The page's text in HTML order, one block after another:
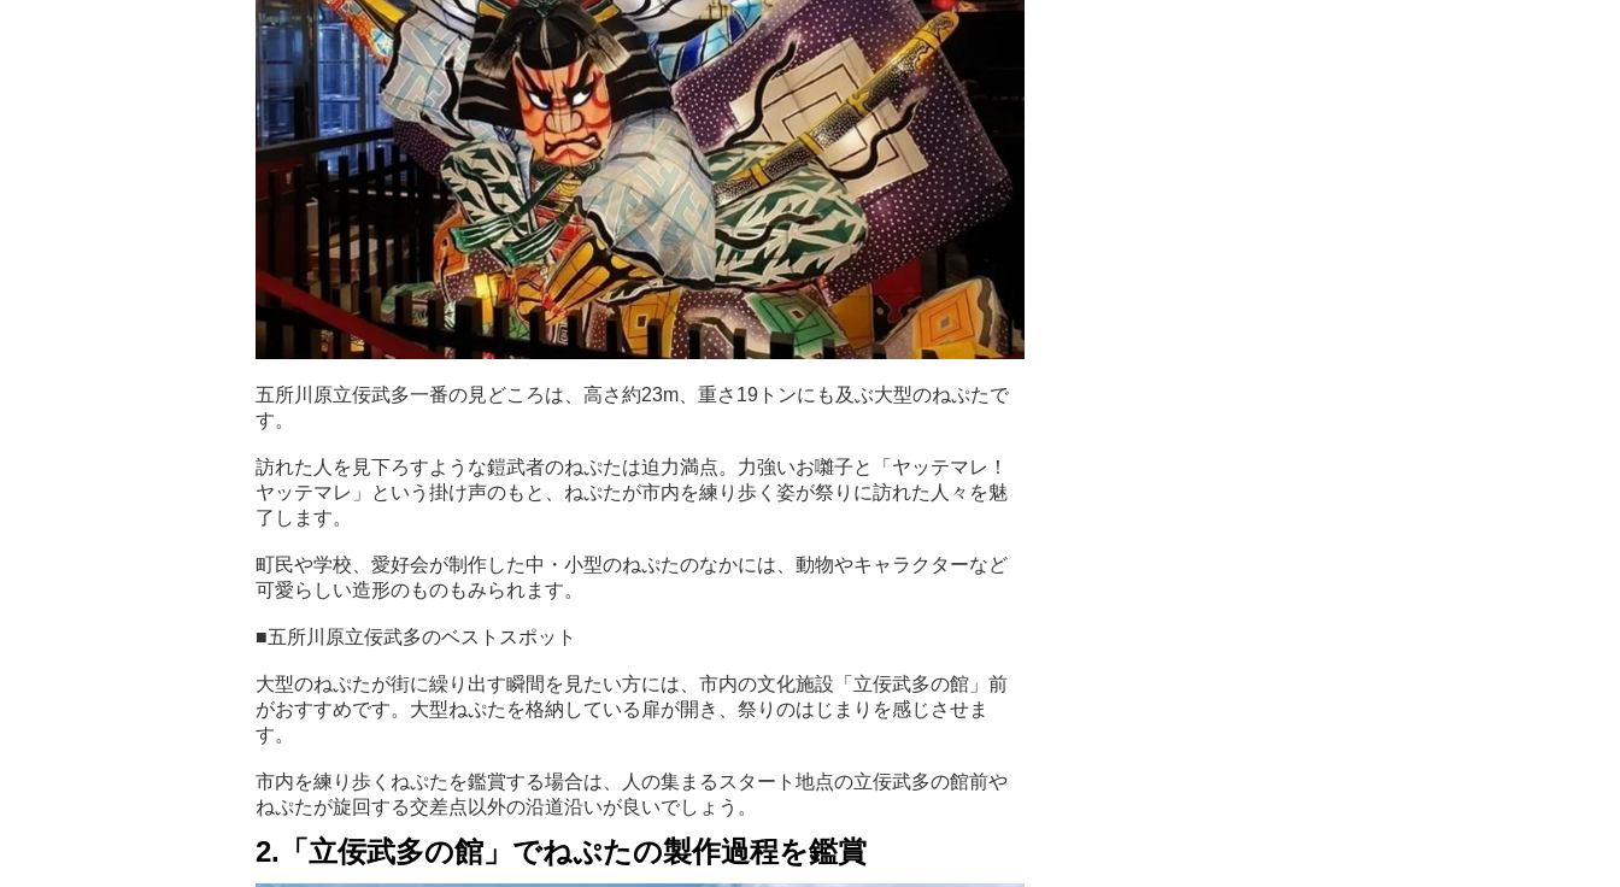
五所川原立佞武多一番の見どころは、高さ約23m、重さ19トンにも及ぶ大型のねぷたで
す。
訪れた人を見下ろすような鎧武者のねぷたは迫力満点。力強いお囃子と「ヤッテマレ！
ヤッテマレ」という掛け声のもと、ねぷたが市内を練り歩く姿が祭りに訪れた人々を魅
了します。
町民や学校、愛好会が制作した中・小型のねぷたのなかには、動物やキャラクターなど
可愛らしい造形のものもみられます。
■五所川原立佞武多のベストスポット
大型のねぷたが街に繰り出す瞬間を見たい方には、市内の文化施設「立佞武多の館」前
がおすすめです。大型ねぷたを格納している扉が開き、祭りのはじまりを感じさせま
す。
市内を練り歩くねぷたを鑑賞する場合は、人の集まるスタート地点の立佞武多の館前や
ねぷたが旋回する交差点以外の沿道沿いが良いでしょう。
2.「立佞武多の館」でねぷたの製作過程を鑑賞